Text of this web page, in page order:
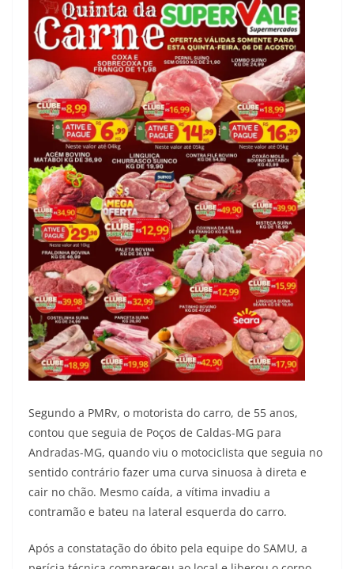
Segundo a PMRv, o motorista do carro, de 55 anos,
contou que seguia de Poços de Caldas-MG para
Andradas-MG, quando viu o motociclista que seguia no
sentido contrário fazer uma curva sinuosa à direta e
cair no chão. Mesmo caída, a vítima invadiu a
contramão e bateu na lateral esquerda do carro.
Após a constatação do óbito pela equipe do SAMU, a